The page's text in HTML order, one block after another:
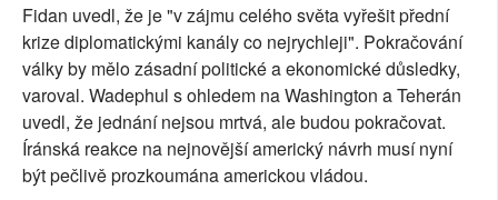
Fidan uvedl, že je "v zájmu celého světa vyřešit přední
krize diplomatickými kanály co nejrychleji". Pokračování
války by mělo zásadní politické a ekonomické důsledky,
varoval. Wadephul s ohledem na Washington a Teherán
uvedl, že jednání nejsou mrtvá, ale budou pokračovat.
Íránská reakce na nejnovější americký návrh musí nyní
být pečlivě prozkoumána americkou vládou.